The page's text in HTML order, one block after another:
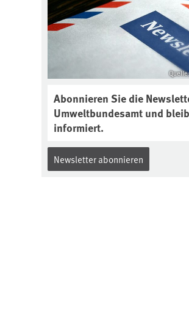
Abonnieren Sie die
Umweltbundesamt und
informiert.
Newsletter abonnieren